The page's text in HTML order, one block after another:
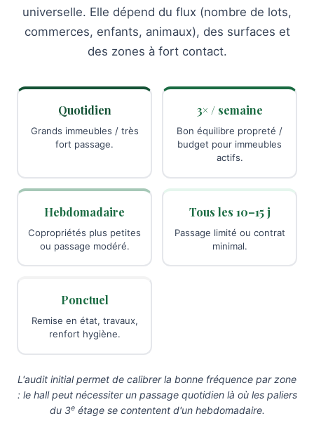
universelle. Elle dépend du flux (nombre de lots,
commerces, enfants, animaux), des surfaces et
des zones à fort contact.
Quotidien
Grands immeubles / très
fort passage.
3× / semaine
Bon équilibre propreté /
budget pour immeubles
actifs.
Hebdomadaire
Copropriétés plus petites
ou passage modéré.
Tous les 10–15 j
Passage limité ou contrat
minimal.
Ponctuel
Remise en état, travaux,
renfort hygiène.
L'audit initial permet de calibrer la bonne fréquence par zone
: le hall peut nécessiter un passage quotidien là où les paliers
du 3eétage se contentent d'un hebdomadaire.